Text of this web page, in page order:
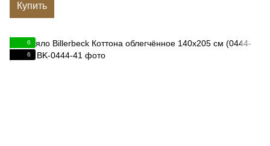
Купить
6
6